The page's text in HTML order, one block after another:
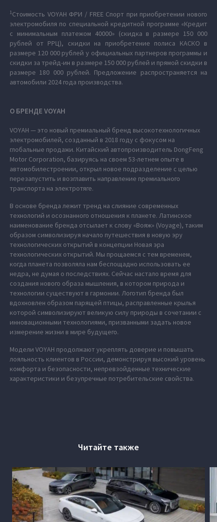
1Стоимость VOYAH ФРИ / FREE Спорт при приобретении нового
электромобиля по специальной кредитной программе «Кредит
c минимальным платежом 40000» (скидка в размере 150 000
рублей от РРЦ), скидки на приобретение полиса КАСКО в
размере 120 000 рублей у официальных партнеров программы и
скидки за трейд-ин в размере 150 000 рублей и прямой скидки в
размере 180 000 рублей. Предложение распространяется на
автомобили 2024 года производства.
О БРЕНДЕ VOYAH
VOYAH — это новый премиальный бренд высокотехнологичных
электромобилей, созданный в 2018 году с фокусом на
глобальные продажи. Китайский автопроизводитель DongFeng
Motor Corporation, базируясь на своем 53-летнем опыте в
автомобилестроении, открыл новое подразделение с целью
перезапустить и возглавить направление премиального
транспорта на электротяге.
В основе бренда лежит тренд на слияние современных
технологий и осознанного отношения к планете. Латинское
наименование бренда отсылает к слову «Вояж» (Voyage), таким
образом символизируя начало путешествия в новую эру
технологических открытий в концепции Новая эра
технологических открытий. Мы прощаемся с тем временем,
когда планета позволяла нам беспощадно использовать ее
недра, не думая о последствиях. Сейчас настало время для
создания нового образа мышления, в котором природа и
технологии существуют в гармонии. Логотип бренда был
вдохновлен образом парящей птицы, расправленные крылья
которой символизируют великую силу природы в сочетании с
инновационными технологиями, призванными задать новое
измерение жизни в мире будущего.
Модели VOYAH продолжают укреплять доверие и повышать
лояльность клиентов в России, демонстрируя высокий уровень
комфорта и безопасности, непревзойденные технические
характеристики и безупречные потребительские свойства.
Читайте также